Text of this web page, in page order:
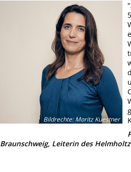
Bildrechte:Moritz Kuestner
Braunschweig, Leiterin des